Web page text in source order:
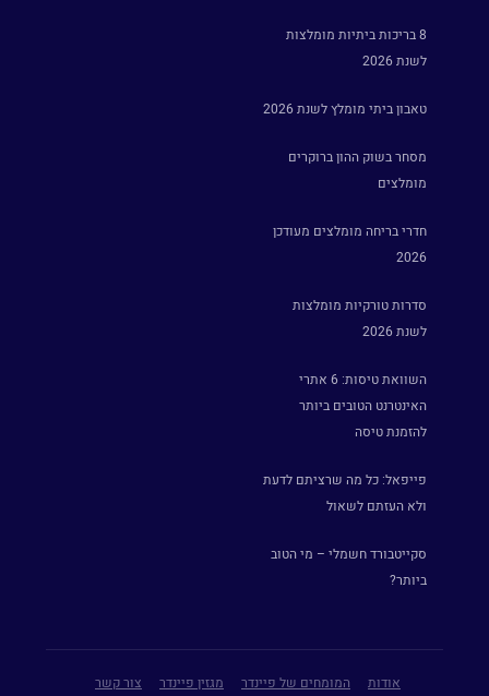
8 בריכות ביתיות מומלצות
לשנת 2026
טאבון ביתי מומלץ לשנת 2026
מסחר בשוק ההון ברוקרים
מומלצים
חדרי בריחה מומלצים מעודכן
2026
סדרות טורקיות מומלצות
לשנת 2026
השוואת טיסות: 6 אתרי
האינטרנט הטובים ביותר
להזמנת טיסה
פייפאל: כל מה שרציתם לדעת
ולא העזתם לשאול
סקייטבורד חשמלי – מי הטוב
ביותר?
אודות המומחים של פיינדר מגזין פיינדר צור קשר